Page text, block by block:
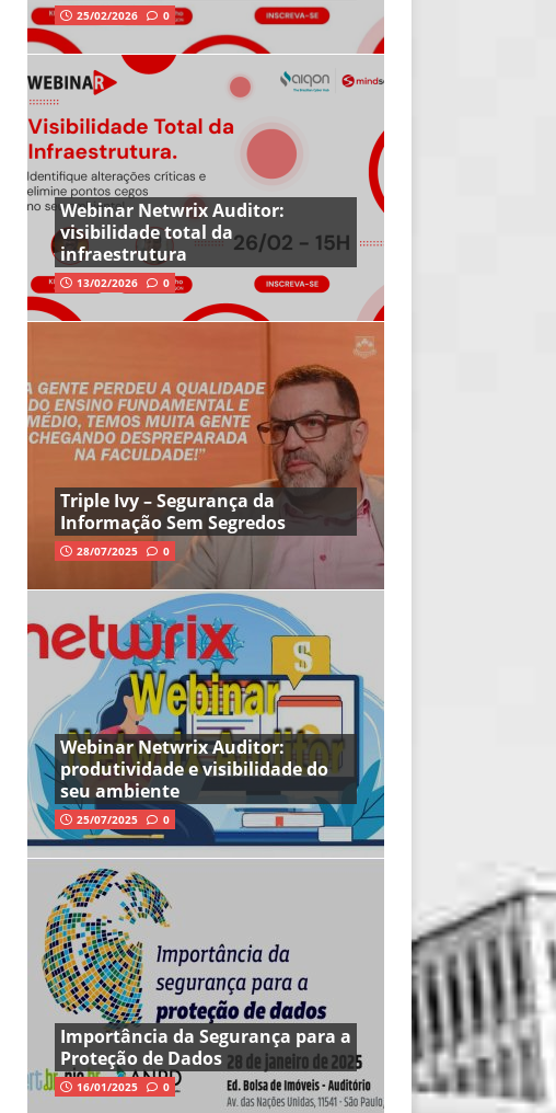
25/02/2026 0
Webinar Netwrix Auditor:
visibilidade total da
infraestrutura
13/02/2026 0
Triple Ivy – Segurança da
Informação Sem Segredos
28/07/2025 0
Webinar Netwrix Auditor:
produtividade e visibilidade do
seu ambiente
25/07/2025 0
Importância da Segurança para a
Proteção de Dados
16/01/2025 0